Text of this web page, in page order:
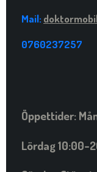
Mail:
0760237257
Öppettider:
Lördag 10:00-